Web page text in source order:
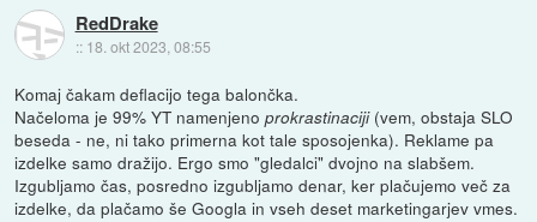
RedDrake
:: 18. okt 2023, 08:55
Komaj čakam deflacijo tega balončka.
Načeloma je 99% YT namenjenoprokrastinaciji(vem, obstaja SLO
beseda - ne, ni tako primerna kot tale sposojenka). Reklame pa
izdelke samo dražijo. Ergo smo "gledalci" dvojno na slabšem.
Izgubljamo čas, posredno izgubljamo denar, ker plačujemo več za
izdelke, da plačamo še Googla in vseh deset marketingarjev vmes.